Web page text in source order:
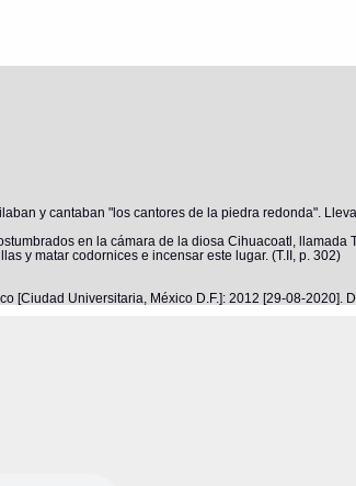
y cantaban "los cantores de la piedra redonda".
en la cámara de la diosa Cihuacoatl,
y matar codornices e incensar este lugar. (T.II, p. 302)
[Ciudad Universitaria, México D.F.]: 2012 [29-08-2020].